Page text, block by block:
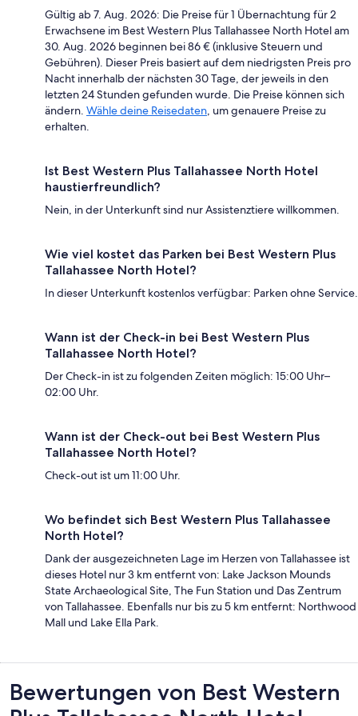
Gültig ab 7. Aug. 2026: Die Preise für 1 Übernachtung für 2
Erwachsene im Best Western Plus Tallahassee North Hotel am
30. Aug. 2026 beginnen bei 86 € (inklusive Steuern und
Gebühren). Dieser Preis basiert auf dem niedrigsten Preis pro
Nacht innerhalb der nächsten 30 Tage, der jeweils in den
letzten 24 Stunden gefunden wurde. Die Preise können sich
ändern. Wähle deine Reisedaten, um genauere Preise zu
erhalten.
Ist Best Western Plus Tallahassee North Hotel
haustierfreundlich?
Nein, in der Unterkunft sind nur Assistenztiere willkommen.
Wie viel kostet das Parken bei Best Western Plus
Tallahassee North Hotel?
In dieser Unterkunft kostenlos verfügbar: Parken ohne Service.
Wann ist der Check-in bei Best Western Plus
Tallahassee North Hotel?
Der Check-in ist zu folgenden Zeiten möglich: 15:00 Uhr–
02:00 Uhr.
Wann ist der Check-out bei Best Western Plus
Tallahassee North Hotel?
Check-out ist um 11:00 Uhr.
Wo befindet sich Best Western Plus Tallahassee
North Hotel?
Dank der ausgezeichneten Lage im Herzen von Tallahassee ist
dieses Hotel nur 3 km entfernt von: Lake Jackson Mounds
State Archaeological Site, The Fun Station und Das Zentrum
von Tallahassee. Ebenfalls nur bis zu 5 km entfernt: Northwood
Mall und Lake Ella Park.
Bewertungen
Bewertungen von Best Western